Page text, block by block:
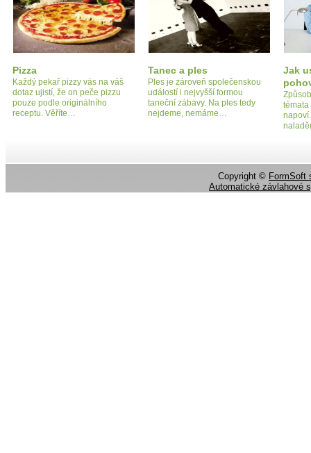
Pizza
Každý pekař pizzy vás na váš
dotaz ujistí, že on peče pizzu
pouze podle originálního
receptu. Věříte…
Tanec a ples
Ples je zároveň společenskou
událostí i nejvyšší formou
taneční zábavy. Na ples tedy
nejdeme, nemáme…
Jak
témata
Copyright © FormSoft
Automatické závlahové